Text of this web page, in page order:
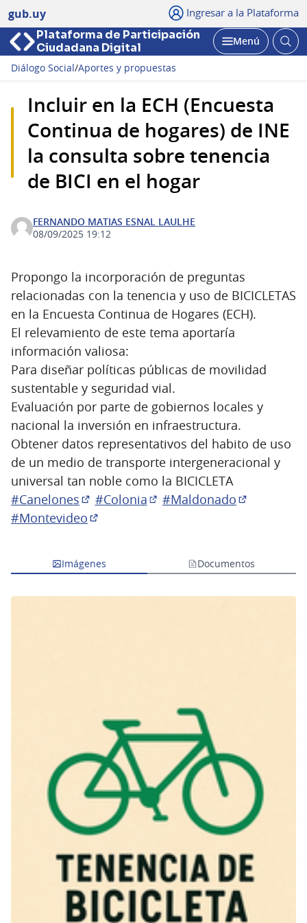
gub.uy Ingresar a la Plataforma
Plataforma de Participación
Ciudadana Digital
Abrir
Menú
Diálogo Social/Aportes y propuestas
Incluir en la ECH (Encuesta
Continua de hogares) de INE
la consulta sobre tenencia
de BICI en el hogar
FERNANDO MATIAS ESNAL LAULHE
08/09/2025 19:12
Propongo la incorporación de preguntas
relacionadas con la tenencia y uso de BICICLETAS
en la Encuesta Continua de Hogares (ECH).
El relevamiento de este tema aportaría
información valiosa:
Para diseñar políticas públicas de movilidad
sustentable y seguridad vial.
Evaluación por parte de gobiernos locales y
nacional la inversión en infraestructura.
Obtener datos representativos del habito de uso
de un medio de transporte intergeneracional y
universal tan noble como la BICICLETA
#Canelones
(Abrir en una pestaña nueva)
#Colonia #Maldonado
#Montevideo
Imágenes Documentos